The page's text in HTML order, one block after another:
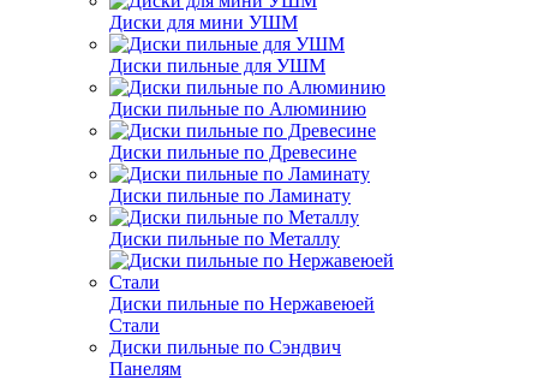
Диски для мини УШМ
Диски пильные для УШМ
Диски пильные по Алюминию
Диски пильные по Древесине
Диски пильные по Ламинату
Диски пильные по Металлу
Диски пильные по Нержавеюей
Стали
Диски пильные по Сэндвич
Панелям